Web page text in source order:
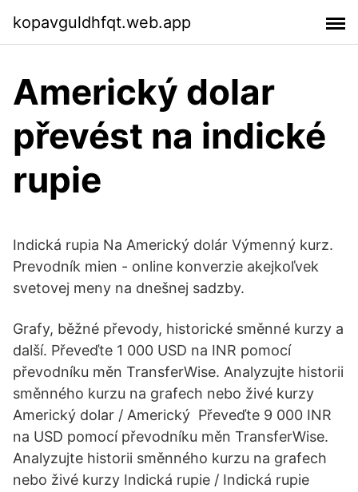
kopavguldhfqt.web.app
Americký dolar
převést na indické
rupie
Indická rupia Na Americký dolár Výmenný kurz.
Prevodník mien - online konverzie akejkoľvek
svetovej meny na dnešnej sadzby.
Grafy, běžné převody, historické směnné kurzy a
další. Převeďte 1 000 USD na INR pomocí
převodníku měn TransferWise. Analyzujte historii
směnného kurzu na grafech nebo živé kurzy
Americký dolar / Americký Převeďte 9 000 INR
na USD pomocí převodníku měn TransferWise.
Analyzujte historii směnného kurzu na grafech
nebo živé kurzy Indická rupie / Indická rupie